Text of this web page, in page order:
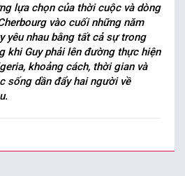
lựa chọn của thời cuộc và dòng
vào cuối những năm
yêu nhau bằng tất cả sự trong
khi Guy phải lên đường thực hiện
khoảng cách, thời gian và
sống dần đẩy hai người về